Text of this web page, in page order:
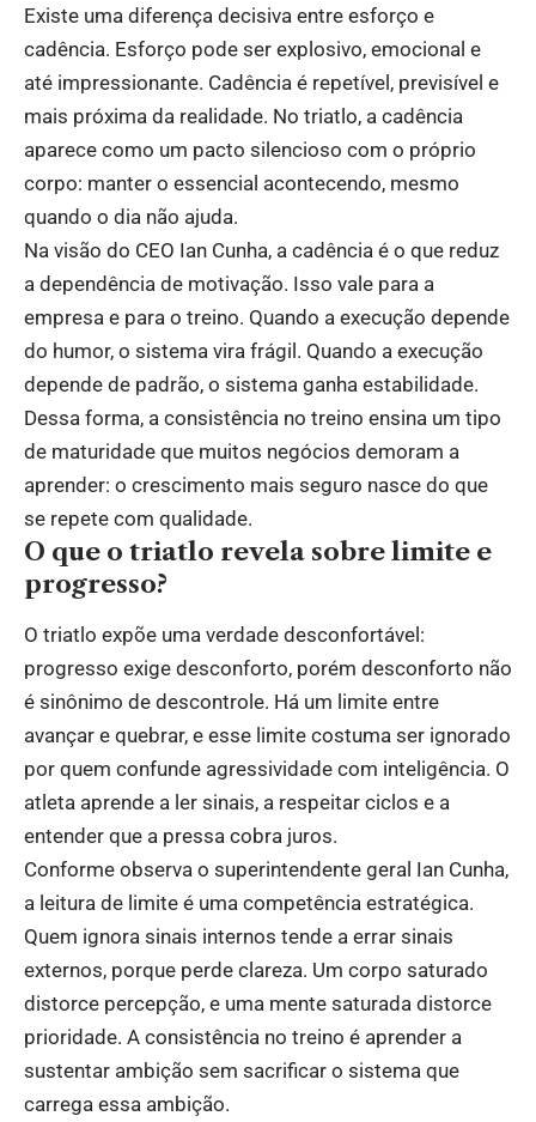
Existe uma diferença decisiva entre esforço e
cadência. Esforço pode ser explosivo, emocional e
até impressionante. Cadência é repetível, previsível e
mais próxima da realidade. No triatlo, a cadência
aparece como um pacto silencioso com o próprio
corpo: manter o essencial acontecendo, mesmo
quando o dia não ajuda.
Na visão do CEO Ian Cunha, a cadência é o que reduz
a dependência de motivação. Isso vale para a
empresa e para o treino. Quando a execução depende
do humor, o sistema vira frágil. Quando a execução
depende de padrão, o sistema ganha estabilidade.
Dessa forma, a consistência no treino ensina um tipo
de maturidade que muitos negócios demoram a
aprender: o crescimento mais seguro nasce do que
se repete com qualidade.
O que o triatlo revela sobre limite e
progresso?
O triatlo expõe uma verdade desconfortável:
progresso exige desconforto, porém desconforto não
é sinônimo de descontrole. Há um limite entre
avançar e quebrar, e esse limite costuma ser ignorado
por quem confunde agressividade com inteligência. O
atleta aprende a ler sinais, a respeitar ciclos e a
entender que a pressa cobra juros.
Conforme observa o superintendente geral Ian Cunha,
a leitura de limite é uma competência estratégica.
Quem ignora sinais internos tende a errar sinais
externos, porque perde clareza. Um corpo saturado
distorce percepção, e uma mente saturada distorce
prioridade. A consistência no treino é aprender a
sustentar ambição sem sacrificar o sistema que
carrega essa ambição.